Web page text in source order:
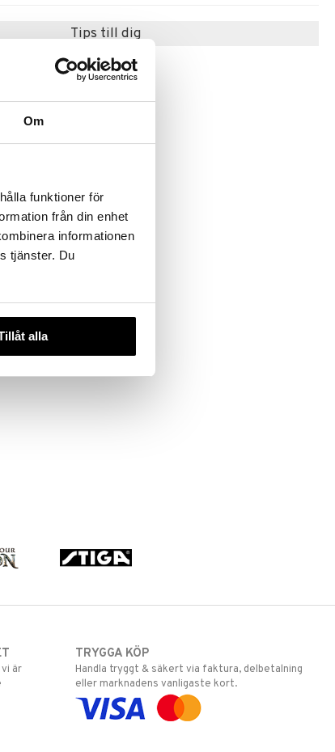
Om
funktioner för
från din enhet
informationen
tjänster. Du
alla
Tips till dig
är
TRYGGA KÖP
Handla tryggt & säkert via faktura, delbetalning
eller marknadens vanligaste kort.